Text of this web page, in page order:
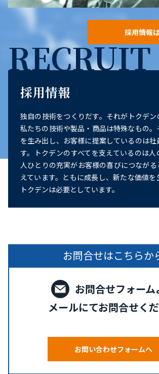
採用情報
RECRUIT
採用情報
独自の技術をつくりだす。それがトクデン
私たちの技術や製品・商品は特殊なもの
を生み出し、お客様に提案しているのは社
す。トクデンのすべてを支えているのは
人ひとりの充実がお客様の喜びにつなが
えています。ともに成長し、新たな価値を
トクデンは必要としています。
お問合せはこちらか
お問合せフォーム
メールにてお問合せく
お問い合わせフォームへ